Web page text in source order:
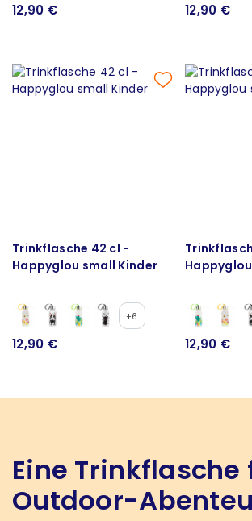
12,90 € 12,90 €
Trinkflasche 42 cl -
Happyglou small Kinder
+6
12,90 € 12,90 €
Eine Trinkflasche
Outdoor-